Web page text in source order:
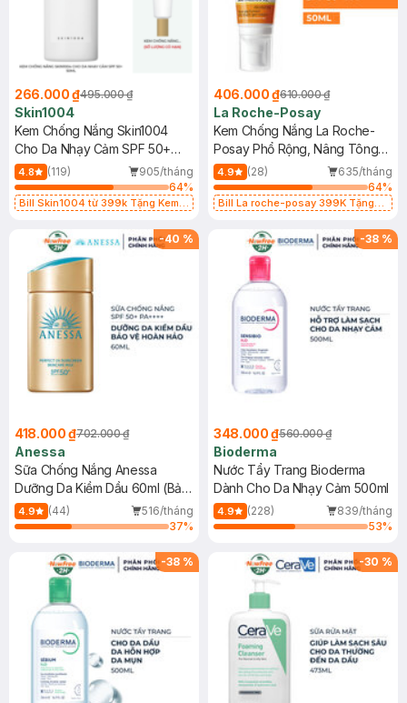
266.000 ₫495.000 ₫
Skin1004
Kem Chống Nắng Skin1004
Cho Da Nhạy Cảm SPF 50+
50ml
4.8 (119)
905/tháng
64%
Bill Skin1004 từ 399k Tặng Kem
SPF 50+ 20ml (SL Có Hạn)
406.000 ₫610.000 ₫
La Roche-Posay
Kem Chống Nắng La Roche-
Posay Phổ Rộng, Nâng Tông
Kiềm Dầu 50ml
4.9 (28)
635/tháng
64%
Bill La roche-posay 399K Tặng
(SL có hạn)
-40 %
418.000 ₫702.000 ₫
Anessa
Sữa Chống Nắng Anessa
Dưỡng Da Kiềm Dầu 60ml (Bản
Mới)
4.9 (44)
516/tháng
37%
-38 %
348.000 ₫560.000 ₫
Bioderma
Nước Tẩy Trang Bioderma
Dành Cho Da Nhạy Cảm 500ml
4.9 (228)
839/tháng
53%
-38 % -30 %